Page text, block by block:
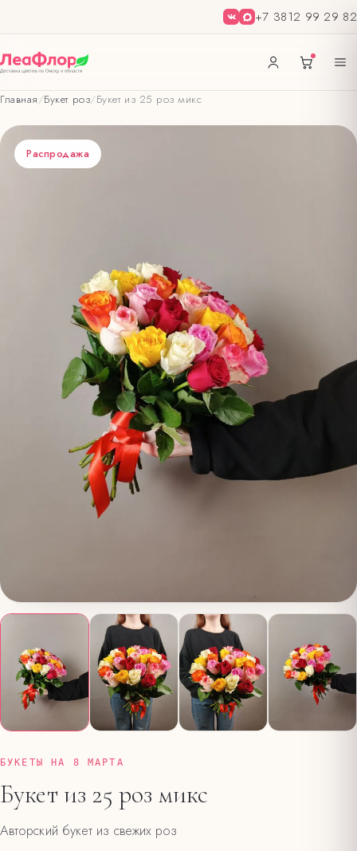
+7 3812 99 29 82
Главная/Букет роз/Букет из 25 роз микс
Распродажа
БУКЕТЫ НА 8 МАРТА
Букет из 25 роз микс
Авторский букет из свежих роз